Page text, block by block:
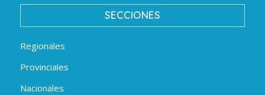
SECCIONES
Regionales
Provinciales
Nacionales